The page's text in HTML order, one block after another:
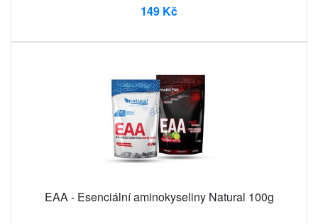
149 Kč
EAA - Esenciální aminokyseliny Natural 100g